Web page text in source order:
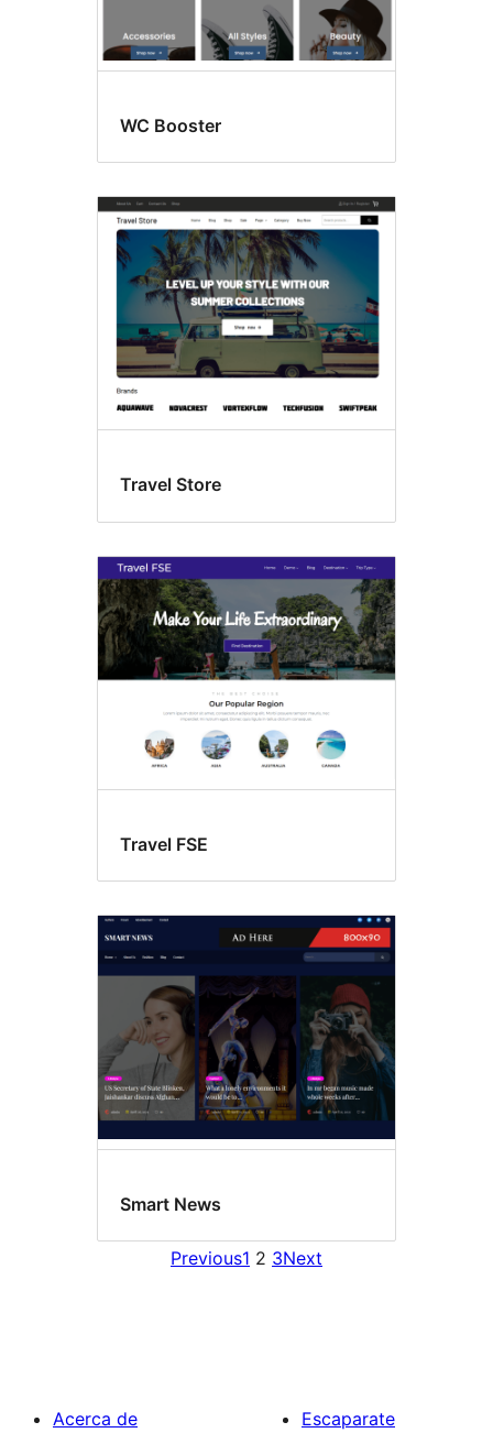
WC Booster
Travel Store
Travel FSE
Smart News
Previous1 2 3Next
Acerca de Escaparate